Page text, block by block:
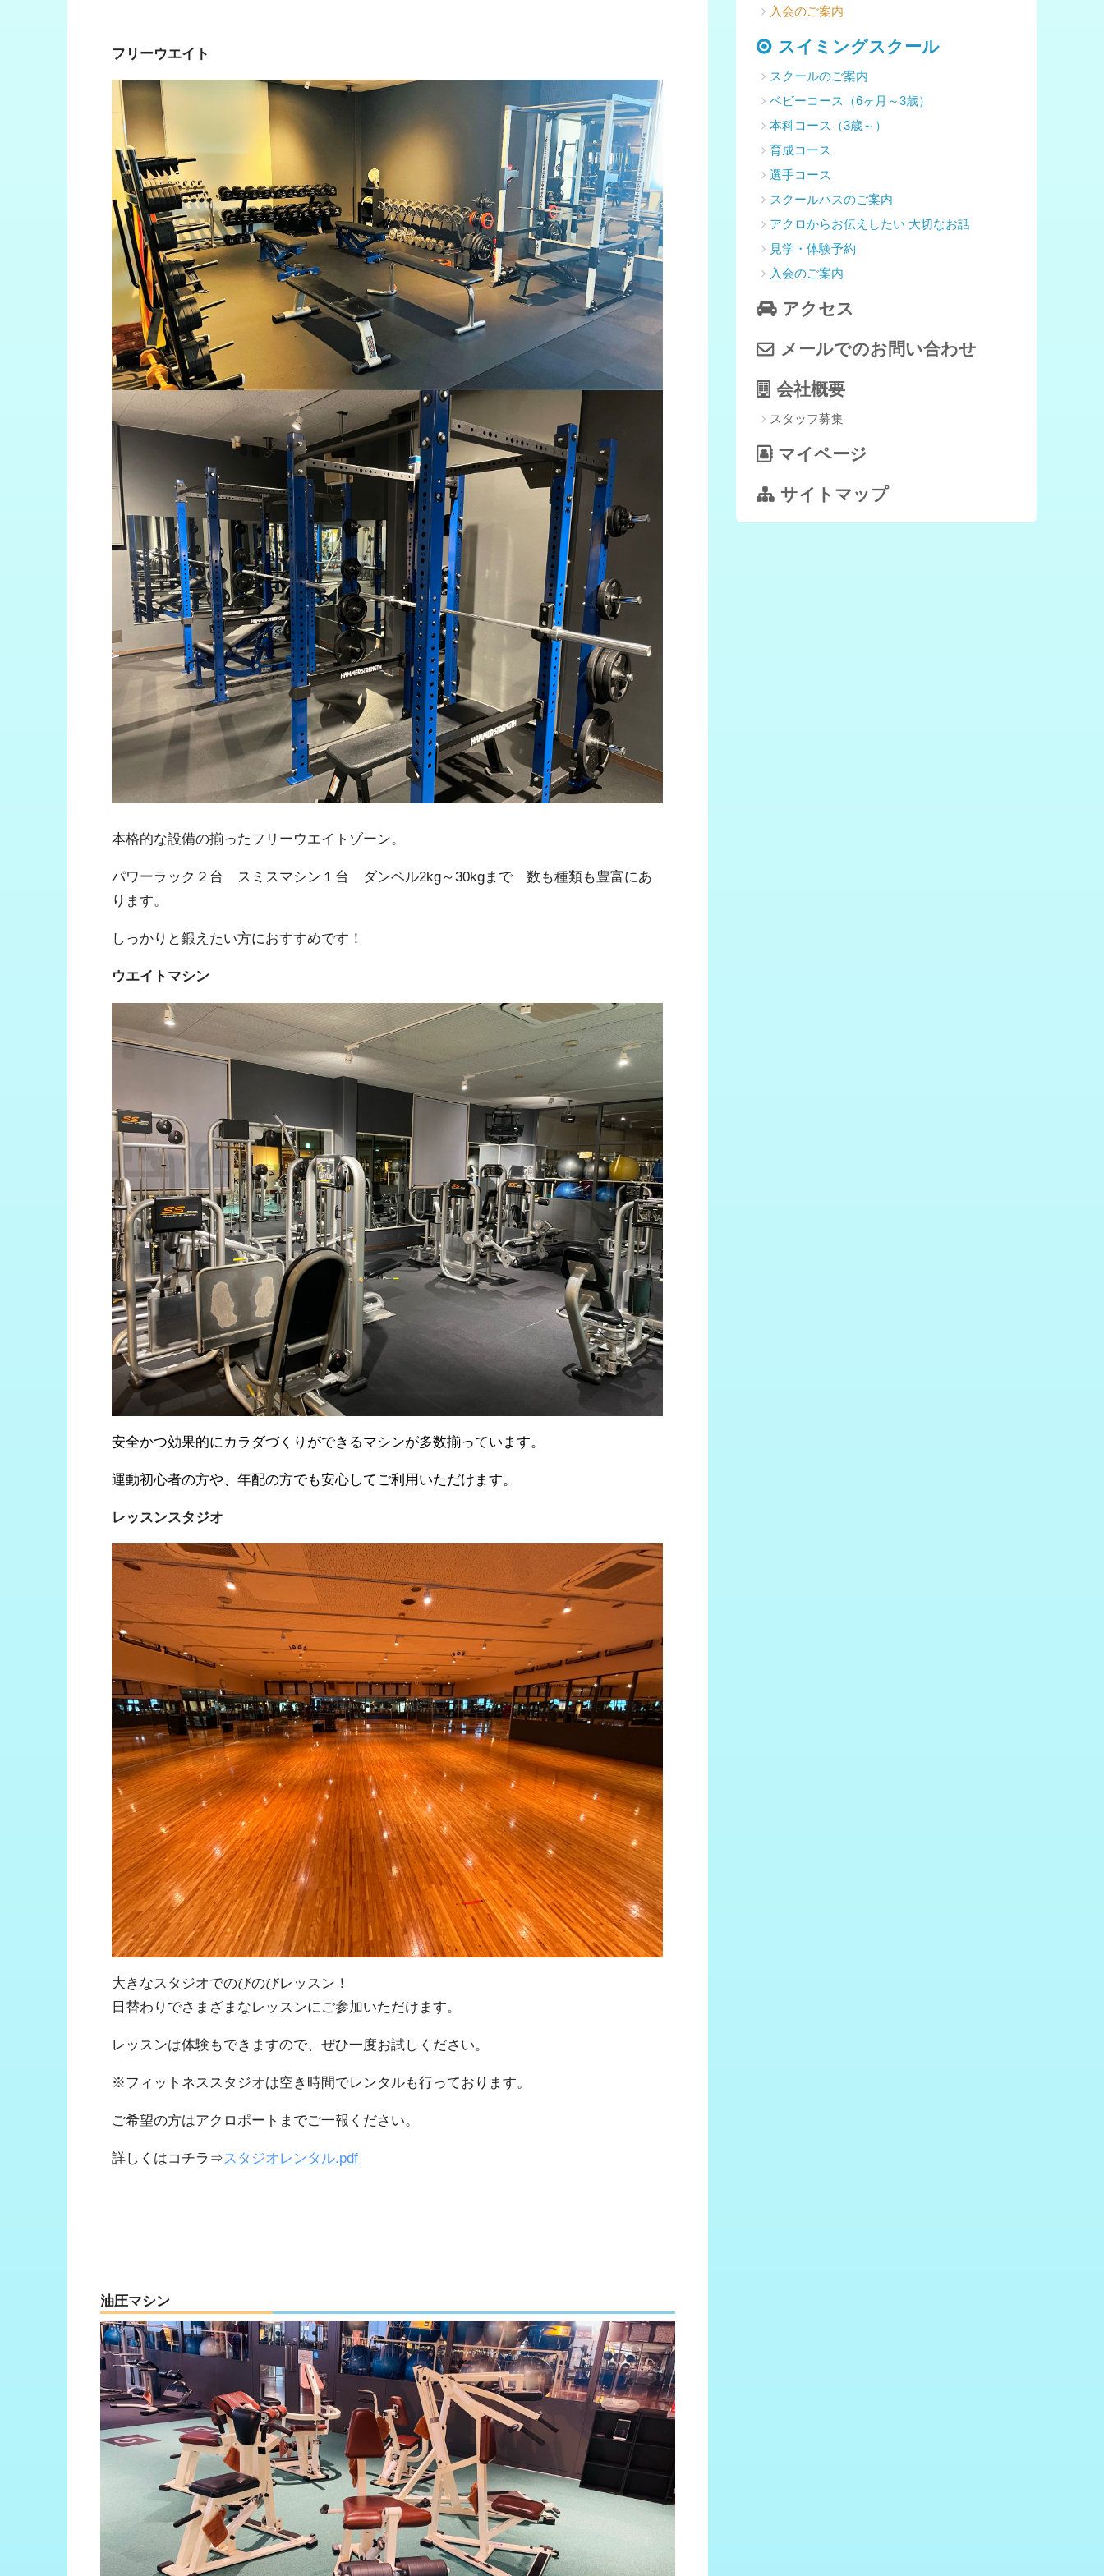
フリーウエイト
本格的な設備の揃ったフリーウエイトゾーン。
パワーラック２台 スミスマシン１台 ダンベル2kg～30kgまで 数も種類も豊富にあ
ります。
しっかりと鍛えたい方におすすめです！
ウエイトマシン
安全かつ効果的にカラダづくりができるマシンが多数揃っています。
運動初心者の方や、年配の方でも安心してご利用いただけます。
レッスンスタジオ
大きなスタジオでのびのびレッスン！
日替わりでさまざまなレッスンにご参加いただけます。
レッスンは体験もできますので、ぜひ一度お試しください。
※フィットネススタジオは空き時間でレンタルも行っております。
ご希望の方はアクロポートまでご一報ください。
詳しくはコチラ⇒スタジオレンタル.pdf
油圧マシン
入会のご案内
スイミングスクール
スクールのご案内
ベビーコース（6ヶ月～3歳）
本科コース（3歳～）
育成コース
選手コース
スクールバスのご案内
アクロからお伝えしたい 大切なお話
見学・体験予約
入会のご案内
アクセス
メールでのお問い合わせ
会社概要
スタッフ募集
マイページ
サイトマップ